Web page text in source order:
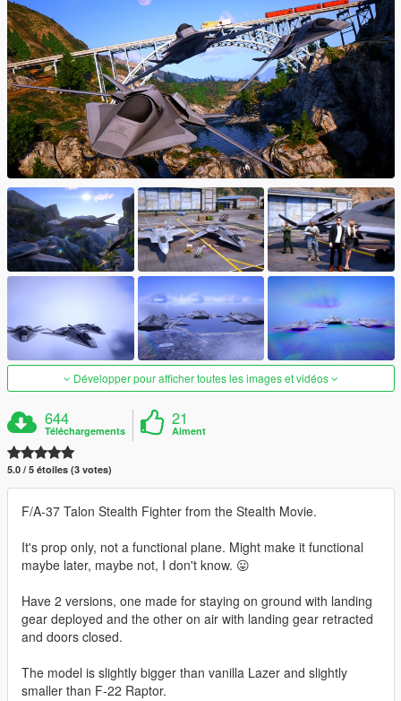
Développer pour afficher toutes les images et vidéos
644
Téléchargements
21
Aiment
5.0 / 5 étoiles (3 votes)
F/A-37 Talon Stealth Fighter from the Stealth Movie.
It's prop only, not a functional plane. Might make it functional
maybe later, maybe not, I don't know. 😛
Have 2 versions, one made for staying on ground with landing
gear deployed and the other on air with landing gear retracted
and doors closed.
The model is slightly bigger than vanilla Lazer and slightly
smaller than F-22 Raptor.